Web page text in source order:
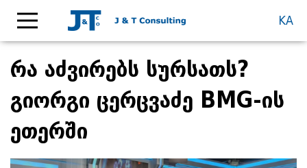
KA
რა აძვირებს სურსათს?
გიორგი ცერცვაძე BMG-ის
ეთერში